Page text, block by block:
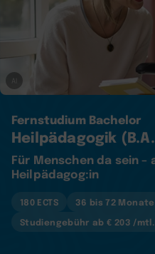
AI
Fernstudium Bachelor
Heilpädagogik
Für Menschen da sein
Heilpädagog:in
180 ECTS
36 bis 72 Monate
Studiengebühr ab € 203 /mtl.